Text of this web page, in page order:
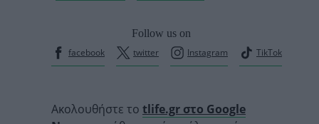
Follow us on
facebook
twitter Instagram TikTok
Ακολουθήστε το tlife.gr στο Google